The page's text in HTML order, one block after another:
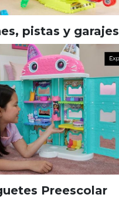
pistas y garajes
Preescolar